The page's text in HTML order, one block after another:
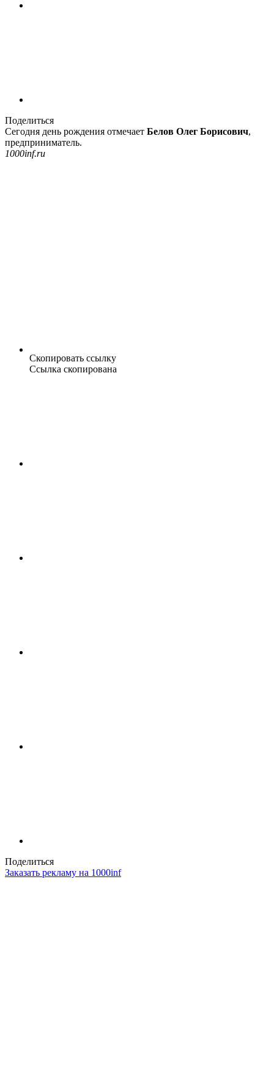
Поделиться
Сегодня день рождения отмечает Белов Олег Борисович,
предприниматель.
1000inf.ru
Скопировать ссылку
Ссылка скопирована
Поделиться
Заказать рекламу на 1000inf